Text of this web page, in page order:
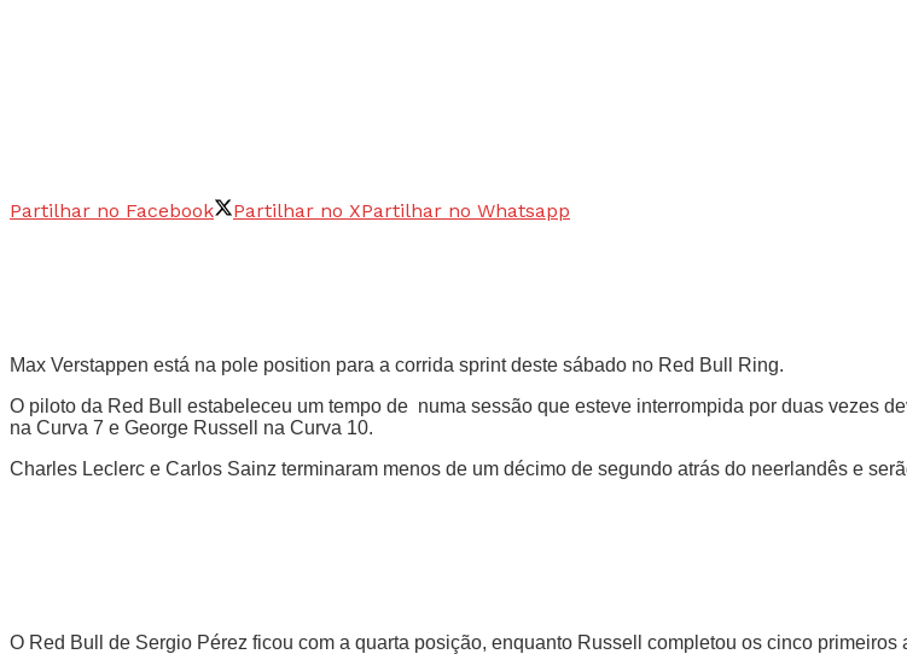
Partilhar no Facebook Partilhar no XPartilhar no Whatsapp
Max Verstappen está na pole position para a corrida sprint deste sábado no Red Bull Ring.
O piloto da Red Bull estabeleceu um tempo de numa sessão que esteve interrompida por duas vezes
na Curva 7 e George Russell na Curva 10.
Charles Leclerc e Carlos Sainz terminaram menos de um décimo de segundo atrás do neerlandês e
O Red Bull de Sergio Pérez ficou com a quarta posição, enquanto Russell completou os cinco primeiros